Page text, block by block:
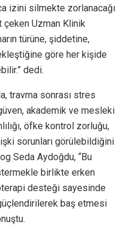
izini silmekte zorlanacağı
Uzman Klinik
türüne, şiddetine,
göre her kişide
dedi.
travma sonrası stres
akademik ve mesleki
öfke kontrol zorluğu,
sorunları görülebildiğini
Seda Aydoğdu, “Bu
birlikte erken
desteği sayesinde
baş etmesi